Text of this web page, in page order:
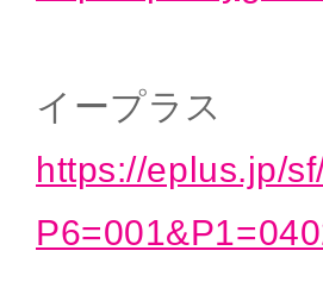
イープラス
https://eplus.jp/